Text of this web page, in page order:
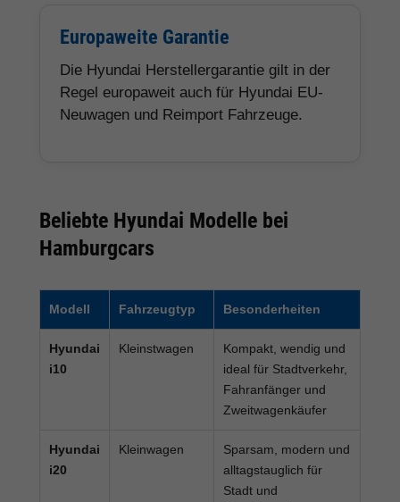
Europaweite Garantie
Die Hyundai Herstellergarantie gilt in der
Regel europaweit auch für Hyundai EU-
Neuwagen und Reimport Fahrzeuge.
Beliebte Hyundai Modelle bei
Hamburgcars
Modell Fahrzeugtyp Besonderheiten
Hyundai
i10
Kleinstwagen
Kompakt, wendig und
ideal für Stadtverkehr,
Fahranfänger und
Zweitwagenkäufer
Hyundai
i20
Kleinwagen
Sparsam, modern und
alltagstauglich für
Stadt und